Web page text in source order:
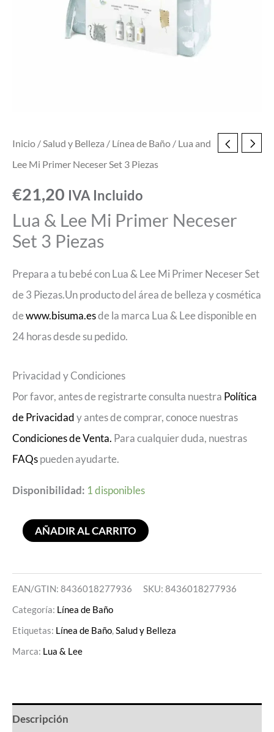
Inicio /Salud y Belleza / Línea de Baño / Lua and
Lee Mi Primer Neceser Set 3 Piezas
€21,20 IVA Incluido
Lua & Lee Mi Primer Neceser
Set 3 Piezas
Prepara a tu bebé con Lua & Lee Mi Primer Neceser Set
de 3 Piezas.Un producto del área de belleza y cosmética
dewww.bisuma.esde la marca Lua & Lee disponible en
24 horas desde su pedido.
Privacidad y Condiciones
Por favor, antes de registrarte consulta nuestra Política
de Privacidady antes de comprar, conoce nuestras
Condiciones de Venta. Para cualquier duda, nuestras
FAQspueden ayudarte.
Disponibilidad: 1 disponibles
AÑADIR AL CARRITO
EAN/GTIN: 8436018277936 SKU: 8436018277936
Categoría: Línea de Baño
Etiquetas: Línea de Baño,Salud y Belleza
Marca: Lua & Lee
Descripción